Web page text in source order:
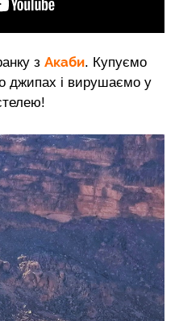
з Акаби. Купуємо
джипах і вирушаємо у